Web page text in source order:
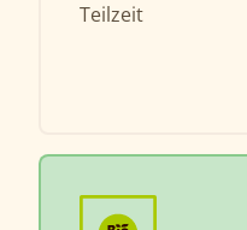
Teilzeit